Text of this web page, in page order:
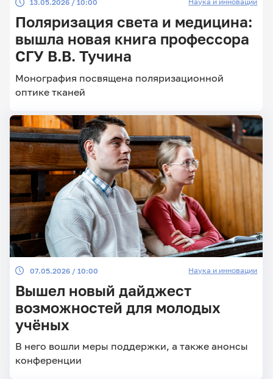
Главные
13.05.2026 / 10:00
Поляризация света и медицина:
вышла новая книга профессора
СГУ В.В. Тучина
Монография посвящена поляризационной
оптике тканей
07.05.2026 / 10:00 Наука и инновации
Вышел новый дайджест
возможностей для молодых
учёных
В него вошли меры поддержки, а также анонсы
конференции